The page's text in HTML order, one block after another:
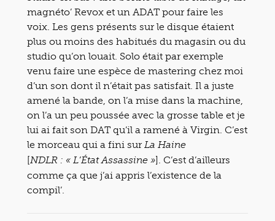
magnéto’ Revox et un ADAT pour faire les
voix. Les gens présents sur le disque étaient
plus ou moins des habitués du magasin ou du
studio qu’on louait. Solo était par exemple
venu faire une espèce de mastering chez moi
d’un son dont il n’était pas satisfait. Il a juste
amené la bande, on l’a mise dans la machine,
on l’a un peu poussée avec la grosse table et je
lui ai fait son DAT qu’il a ramené à Virgin. C’est
le morceau qui a fini surLa Haine
[NDLR : « L’État Assassine »]. C’est d’ailleurs
comme ça que j’ai appris l’existence de la
compil’.